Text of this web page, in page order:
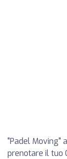
"Padel Moving"
prenotare il tuo